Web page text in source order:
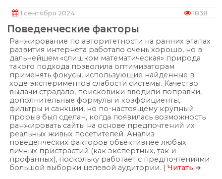
1 сентября 2024 1838
Поведенческие факторы
Ранжирование по авторитетности на ранних этапах
развития интернета работало очень хорошо, но в
дальнейшем «слишком математическая» природа
такого подхода позволила оптимизаторам
применять фокусы, использующие найденные в
ходе экспериментов слабости системы. Качество
выдачи страдало, поисковики вводили поправки,
дополнительные формулы и коэффициенты,
фильтры и санкции, но по-настоящему крупный
прорыв был сделан, когда появилась возможность
ранжировать сайты на основе предпочтений их
реальных живых посетителей. Анализ
поведенческих факторов объективнее любых
личных пристрастий (как экспертных, так и
профанных), поскольку работает с предпочтениями
большой выборки целевой аудитории. |Читать ➔